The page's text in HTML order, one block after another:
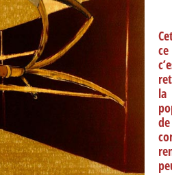
la